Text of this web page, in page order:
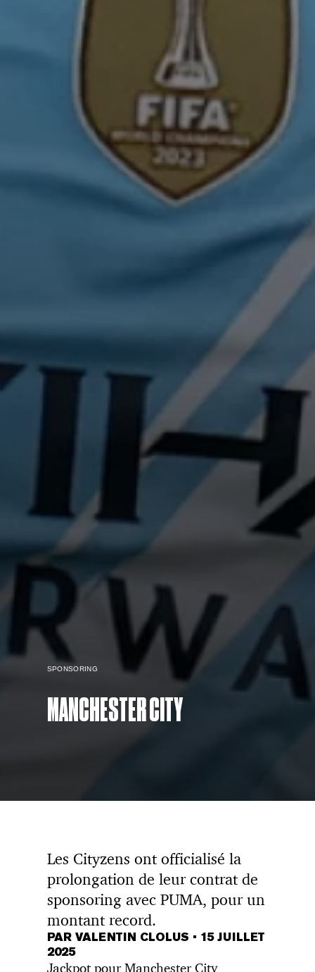
SPONSORING
MANCHESTER CITY
Les Cityzens ont officialisé la
prolongation de leur contrat de
sponsoring avec PUMA, pour un
montant record.
PAR VALENTIN CLOLUS • 15 JUILLET
2025
Jackpot pour Manchester City